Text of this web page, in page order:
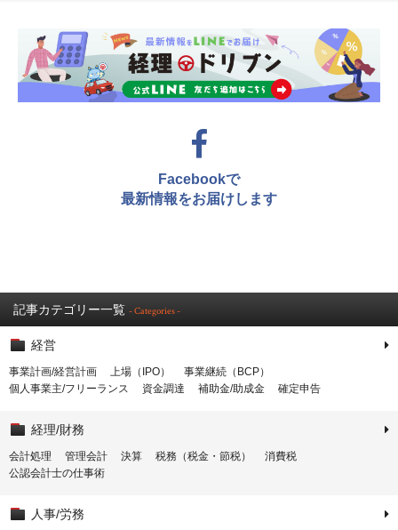
Facebookで
最新情報をお届けします
記事カテゴリー一覧 - Categories -
経営
事業計画/経営計画 上場（IPO）
事業継続（BCP）
個人事業主/フリーランス
資金調達 補助金/助成金 確定申告
経理/財務
会計処理 管理会計 決算 税務（税金・節税）
消費税
公認会計士の仕事術
人事/労務